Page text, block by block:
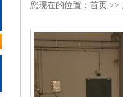
您现在的位置： 首页 >>